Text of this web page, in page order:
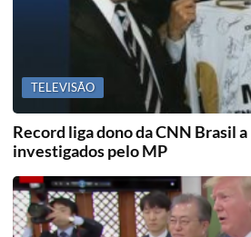
TELEVISÃO
Record liga dono da CNN Brasil
investigados pelo MP